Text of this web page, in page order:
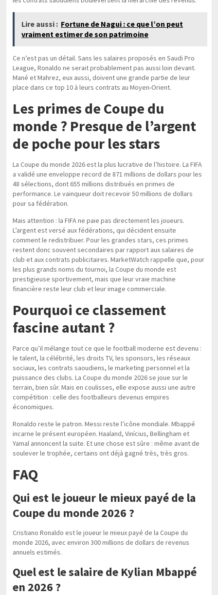
Lire aussi : Fortune de Nagui : ce que l’on peut
vraiment estimer de son patrimoine
Ce n’est pas un détail. Sans les salaires proposés en Saudi Pro
League, Ronaldo ne serait probablement pas aussi loin devant.
Mané et Mahrez, eux aussi, doivent une grande partie de leur
place dans ce top 10 à leurs contrats au Moyen-Orient.
Les primes de Coupe du
monde ? Presque de l’argent
de poche pour les stars
La Coupe du monde 2026 est la plus lucrative de l’histoire. La FIFA
a validé une enveloppe record de 871 millions de dollars pour les
48 sélections, dont 655 millions distribués en primes de
performance. Le vainqueur doit recevoir 50 millions de dollars
pour sa fédération.
Mais attention : la FIFA ne paie pas directement les joueurs.
L’argent est versé aux fédérations, qui décident ensuite
comment le redistribuer. Pour les grandes stars, ces primes
restent donc souvent secondaires par rapport aux salaires de
club et aux contrats publicitaires. MarketWatch rappelle que, pour
les plus grands noms du tournoi, la Coupe du monde est
prestigieuse sportivement, mais que leur vraie machine
financière reste leur club et leur image commerciale.
Pourquoi ce classement
fascine autant ?
Parce qu’il mélange tout ce que le football moderne est devenu :
le talent, la célébrité, les droits TV, les sponsors, les réseaux
sociaux, les contrats saoudiens, le marketing personnel et la
puissance des clubs. La Coupe du monde 2026 se joue sur le
terrain, bien sûr. Mais en coulisses, elle expose aussi une autre
compétition : celle des footballeurs devenus empires
économiques.
Ronaldo reste le patron. Messi reste l’icône mondiale. Mbappé
incarne le présent européen. Haaland, Vinícius, Bellingham et
Yamal annoncent la suite. Et une chose est sûre : même avant de
soulever le trophée, certains ont déjà gagné très, très gros.
FAQ
Qui est le joueur le mieux payé de la
Coupe du monde 2026 ?
Cristiano Ronaldo est le joueur le mieux payé de la Coupe du
monde 2026, avec environ 300 millions de dollars de revenus
annuels estimés.
Quel est le salaire de Kylian Mbappé
en 2026 ?